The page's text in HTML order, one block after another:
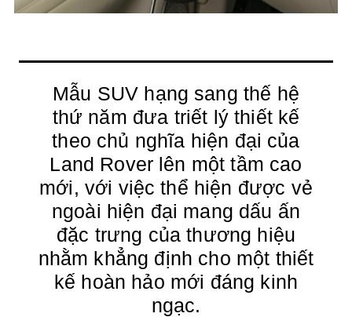
Mẫu SUV hạng sang thế hệ
thứ năm đưa triết lý thiết kế
theo chủ nghĩa hiện đại của
Land Rover lên một tầm cao
mới, với việc thể hiện được vẻ
ngoài hiện đại mang dấu ấn
đặc trưng của thương hiệu
nhằm khẳng định cho một thiết
kế hoàn hảo mới đáng kinh
ngạc.